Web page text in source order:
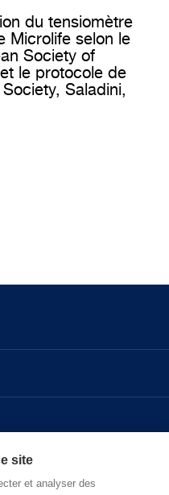
du tensiomètre
Microlife selon le
Society of
le protocole de
Saladini,
site
et analyser des